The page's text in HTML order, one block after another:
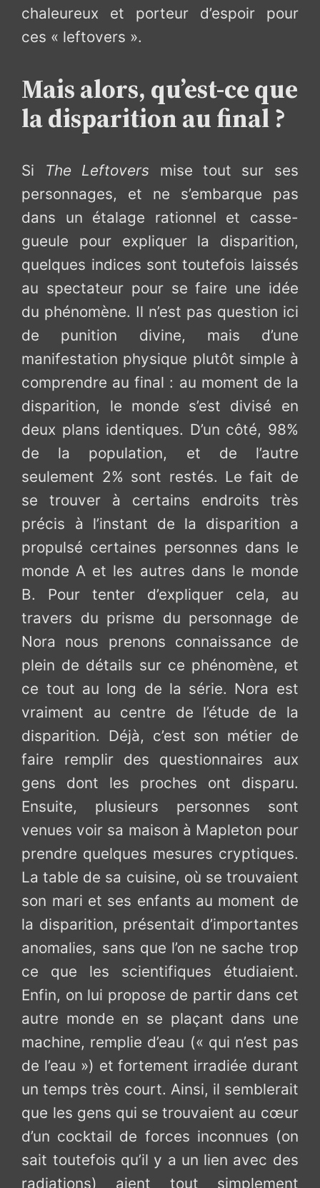
chaleureux et porteur d’espoir pour
ces « leftovers ».
Mais alors, qu’est-ce que
la disparition au final ?
Si The Leftovers mise tout sur ses
personnages, et ne s’embarque pas
dans un étalage rationnel et casse-
gueule pour expliquer la disparition,
quelques indices sont toutefois laissés
au spectateur pour se faire une idée
du phénomène. Il n’est pas question ici
de punition divine, mais d’une
manifestation physique plutôt simple à
comprendre au final : au moment de la
disparition, le monde s’est divisé en
deux plans identiques. D’un côté, 98%
de la population, et de l’autre
seulement 2% sont restés. Le fait de
se trouver à certains endroits très
précis à l’instant de la disparition a
propulsé certaines personnes dans le
monde A et les autres dans le monde
B. Pour tenter d’expliquer cela, au
travers du prisme du personnage de
Nora nous prenons connaissance de
plein de détails sur ce phénomène, et
ce tout au long de la série. Nora est
vraiment au centre de l’étude de la
disparition. Déjà, c’est son métier de
faire remplir des questionnaires aux
gens dont les proches ont disparu.
Ensuite, plusieurs personnes sont
venues voir sa maison à Mapleton pour
prendre quelques mesures cryptiques.
La table de sa cuisine, où se trouvaient
son mari et ses enfants au moment de
la disparition, présentait d’importantes
anomalies, sans que l’on ne sache trop
ce que les scientifiques étudiaient.
Enfin, on lui propose de partir dans cet
autre monde en se plaçant dans une
machine, remplie d’eau (« qui n’est pas
de l’eau ») et fortement irradiée durant
un temps très court. Ainsi, il semblerait
que les gens qui se trouvaient au cœur
d’un cocktail de forces inconnues (on
sait toutefois qu’il y a un lien avec des
radiations) aient tout simplement